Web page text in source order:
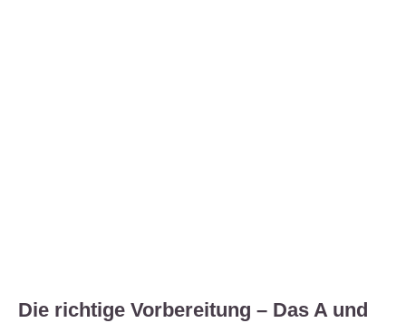
Die richtige Vorbereitung – Das A und